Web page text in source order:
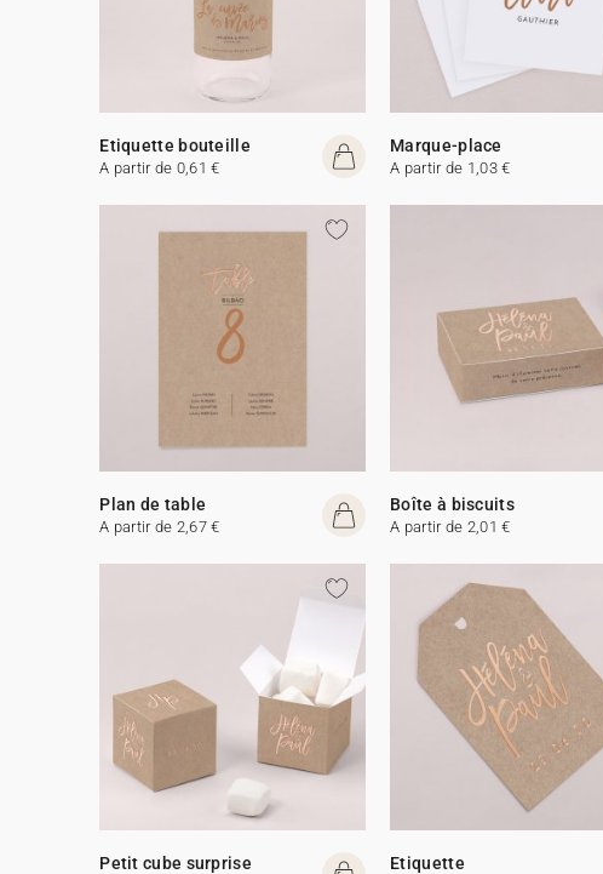
Etiquette bouteille
A partir de 0,61 €
Marque-place
A partir de 1,03 €
Plan de table
A partir de 2,67 €
Boîte à biscuits
A partir de 2,01 €
Petit cube surprise Etiquette